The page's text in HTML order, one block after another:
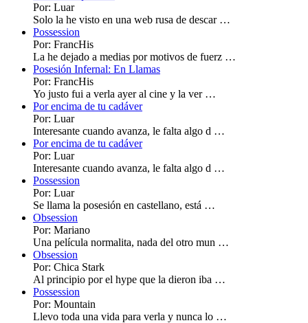
Por: Luar
Solo la he visto en una web rusa de descar …
Possession
Por: FrancHis
La he dejado a medias por motivos de fuerz …
Posesión Infernal: En Llamas
Por: FrancHis
Yo justo fui a verla ayer al cine y la ver …
Por encima de tu cadáver
Por: Luar
Interesante cuando avanza, le falta algo d …
Por encima de tu cadáver
Por: Luar
Interesante cuando avanza, le falta algo d …
Possession
Por: Luar
Se llama la posesión en castellano, está …
Obsession
Por: Mariano
Una película normalita, nada del otro mun …
Obsession
Por: Chica Stark
Al principio por el hype que la dieron iba …
Possession
Por: Mountain
Llevo toda una vida para verla y nunca lo …